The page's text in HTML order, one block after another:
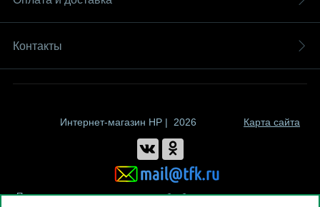
Контакты
Интернет-магазин HP | 2026 Карта сайта
Политика компании в отношении обработки персональных данных